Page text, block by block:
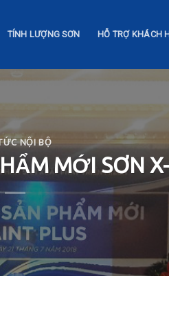
TÍNH LƯỢNG SƠN HỖ TRỢ KHÁCH
NỘI BỘ
MỚI SƠN